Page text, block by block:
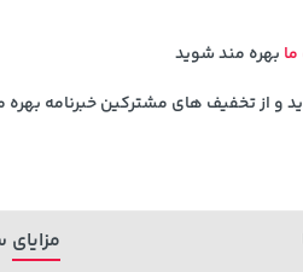
بهره مند شوید
و از تخفیف های مشترکین خبرنامه